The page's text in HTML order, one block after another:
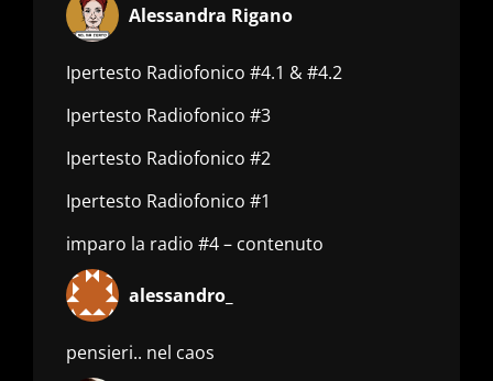
Alessandra Rigano
Ipertesto Radiofonico #4.1 & #4.2
Ipertesto Radiofonico #3
Ipertesto Radiofonico #2
Ipertesto Radiofonico #1
imparo la radio #4 – contenuto
alessandro_
pensieri.. nel caos